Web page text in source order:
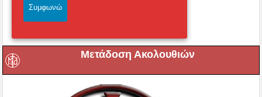
Μετάδοση Ακολουθιών
Συμφωνώ